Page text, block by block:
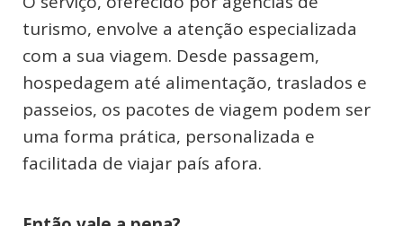
turismo, envolve a atenção especializada
com a sua viagem. Desde passagem,
hospedagem até alimentação, traslados e
passeios, os pacotes de viagem podem ser
uma forma prática, personalizada e
facilitada de viajar país afora.